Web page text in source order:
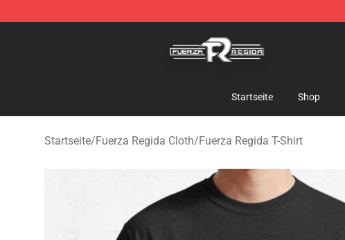
Startseite Shop
Startseite/Fuerza Regida Cloth/Fuerza Regida T-Shirt